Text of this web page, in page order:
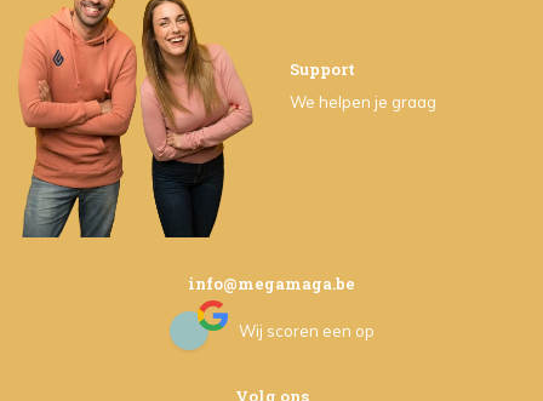
Support
We helpen je graag
info@megamaga.be
Wij scoren een op
Volg ons